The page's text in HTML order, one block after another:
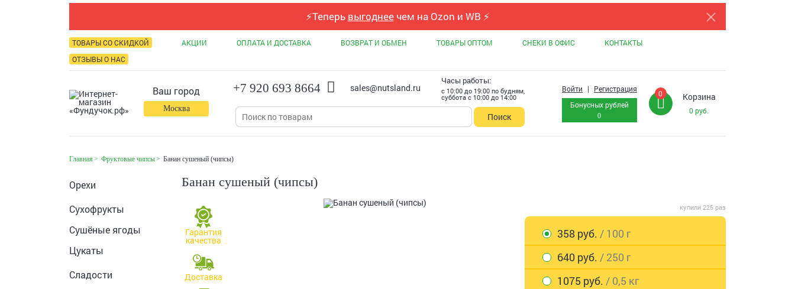
⚡Теперь выгоднеечем на Ozon и WB ⚡
ТОВАРЫ СО СКИДКОЙ АКЦИИ ОПЛАТА И ДОСТАВКА ВОЗВРАТ И ОБМЕН ТОВАРЫ ОПТОМ СНЕКИ В ОФИС
КОНТАКТЫ
ОТЗЫВЫ О НАС
Ваш город
Москва
+7 920 693 8664 sales@nutsland.ru
Часы работы:
с 10:00 до 19:00 по будням,
суббота с 10:00 до 14:00
Поиск
Войти |
Регистрация
Бонусных рублей
0
0 Корзина
0 руб.
Главная Фруктовые чипсы Банан сушеный (чипсы)
Орехи
Сухофрукты
Сушёные ягоды
Цукаты
Сладости
Банан сушеный (чипсы)
Гарантия
качества
Доставка
купили 225 раз
358 руб. / 100 г
640 руб. / 250 г
1075 руб. / 0,5 кг